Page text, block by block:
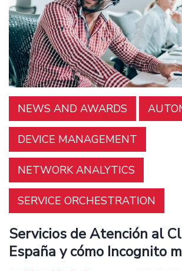
NEWS AND AWARDS
DEVICE MANAGEMENT
NETWORK ANALYTICS
SERVICE ORCHESTRATION
Servicios de Atención al
España y cómo Incognito